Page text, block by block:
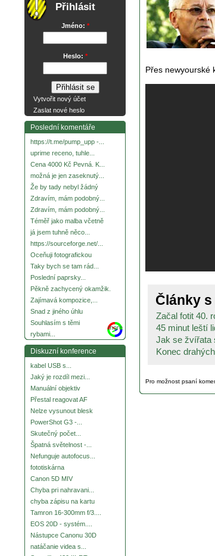
Přihlásit
Jméno: *
Heslo: *
Vytvořit nový účet
Zaslat nové heslo
Poslední komentáře
https://t.me/pump_upp -...
uprime receno, tuhle...
Cena 4000 Kč Pevná. K...
možná je jen zaseknutý...
Že by tady nebyl žádný
Zdravím, mám podobný...
Zdravím, mám podobný...
Téměř jako malba včetně
já jsem tuhně něco...
https://sourceforge.net/...
Oceňuji fotografickou
Taky bych se tam rád...
Poslední paprsky...
Pěkně zachycený okamžik.
Zajímavá kompozice,...
Snad z jiného úhlu
Souhlasím s těmi
rybami...
more
Diskuzní konference
kabel USB s...
Jaký je rozdíl mezi...
Manuální objektiv
Přestal reagovat AF
Nelze vysunout blesk
PowerShot G3 -...
Skutečný počet...
Špatná světelnost -...
Nefunguje autofocus...
fototiskárna
Canon 5D MIV
Chyba pri nahravani...
chyba zápisu na kartu
Tamron 16-300mm f/3....
EOS 20D - systém....
Nástupce Canonu 30D
natáčanie videa s...
Přes newyourské
Články
Začal fotit 40.
45 minut leští
Jak se žvířata
Konec
Pro možnost psaní